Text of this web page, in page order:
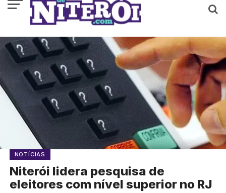
NOTÍCIAS
Niterói lidera pesquisa de
eleitores com nível superior no RJ